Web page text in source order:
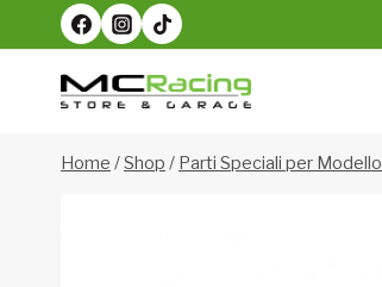
al
contenuto
Home /Shop / Parti Speciali per Modello